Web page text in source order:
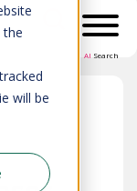
will be
AI Search